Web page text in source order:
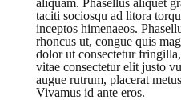
taciti sociosqu ad litora
inceptos himenaeos.
rhoncus ut, congue quis
dolor ut consectetur
vitae consectetur elit justo
augue rutrum, placerat
Vivamus id ante eros.